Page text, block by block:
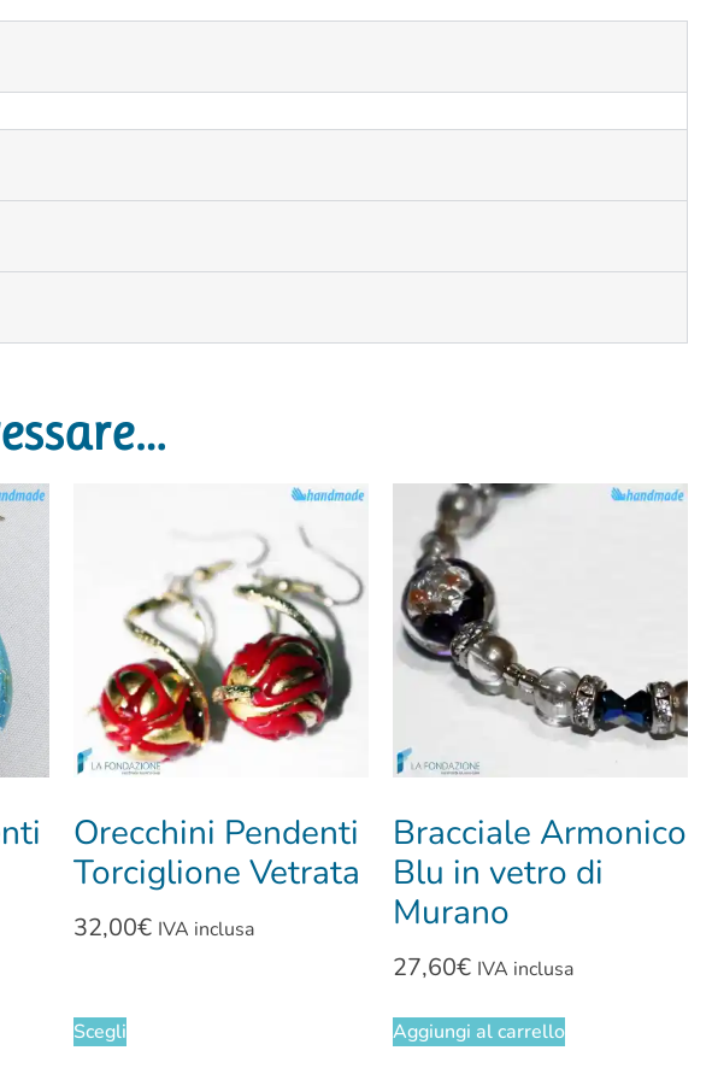
Orecchini Pendenti
Torciglione Vetrata
32,00€ IVA inclusa
Scegli
Bracciale Armonico
Blu in vetro di
Murano
27,60€ IVA inclusa
Aggiungi al carrello